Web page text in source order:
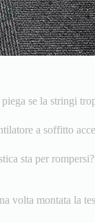
se la stringi
a soffitto
sta per
volta montata la